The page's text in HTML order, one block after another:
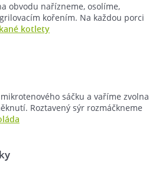
obvodu nařízneme, osolíme,
kořením. Na každou porci
kotlety
sáčku a vaříme zvolna
Roztavený sýr rozmáčkneme